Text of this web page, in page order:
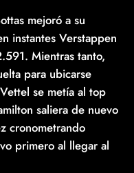
mejoró a su
instantes Verstappen
Mientras tanto,
para ubicarse
se metía al top
saliera de nuevo
cronometrando
primero al llegar al